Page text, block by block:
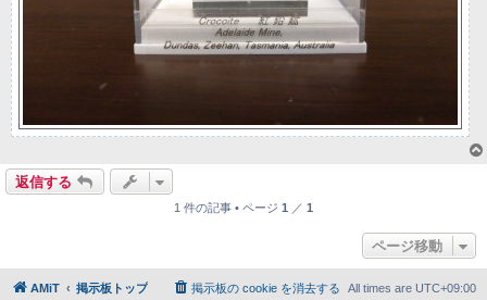
返信する
1 件の記事 • ページ 1 ／ 1
ページ移動
AMiT 掲示板トップ All times are UTC+09:00
掲示板の cookie を消去する